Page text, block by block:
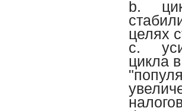
b.
целях
c.
цикла